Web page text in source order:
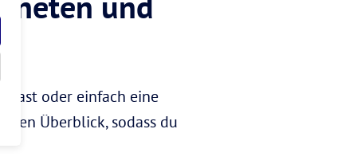
hast oder einfach eine
Überblick, sodass du